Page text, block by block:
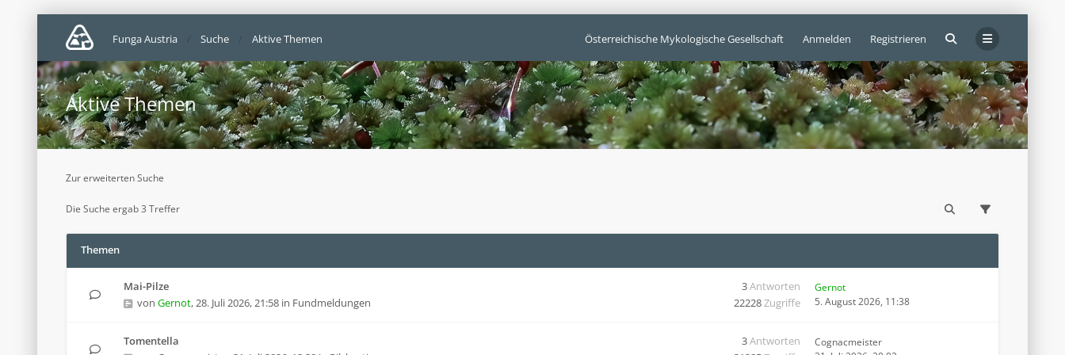
Österreichische Mykologische Gesellschaft Anmelden Registrieren
Funga Austria Suche Aktive Themen
Aktive Themen
Zur erweiterten Suche
Die Suche ergab 3 Treffer
Themen
Mai-Pilze
von Gernot,28. Juli 2026, 21:58 in Fundmeldungen
3Antworten
22228Zugriffe
Gernot
5. August 2026, 11:38
Tomentella
3Antworten
Cognacmeister